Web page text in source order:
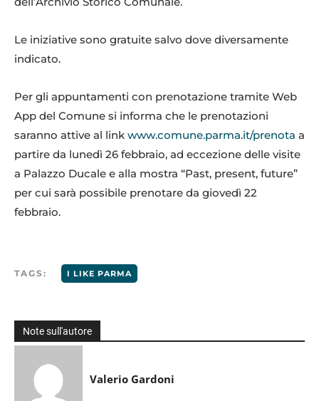
Le iniziative sono gratuite salvo dove diversamente
indicato.
Per gli appuntamenti con prenotazione tramite Web
App del Comune si informa che le prenotazioni
saranno attive al link www.comune.parma.it/prenota a
partire da lunedì 26 febbraio, ad eccezione delle visite
a Palazzo Ducale e alla mostra “Past, present, future”
per cui sarà possibile prenotare da giovedì 22
febbraio.
TAGS: I LIKE PARMA
Note sull'autore
Valerio Gardoni